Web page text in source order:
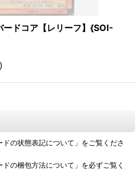
ードコア【レリーフ】{SOI-
ドの状態表記について」をご覧くださ
ドの梱包方法について」を必ずご覧く